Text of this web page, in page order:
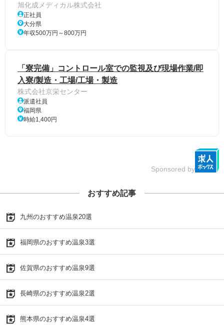
旭化成メディカル株式会社
正社員
大分県
年収500万円～800万円
「寮完備」コントロール室での監視及び現場作業/即
入寮/製造・工場/工場・製造
株式会社京栄センター
派遣社員
福岡県
時給1,400円
Sponsored by
おすすめ記事
九州のおすすめ温泉20選
福岡県のおすすめ温泉3選
佐賀県のおすすめ温泉9選
長崎県のおすすめ温泉2選
熊本県のおすすめ温泉4選